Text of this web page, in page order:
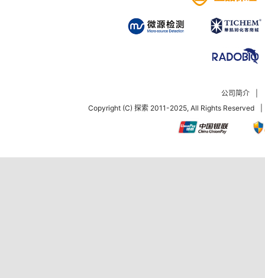
公司简介
Copyright (C) 探索 2011-2025, All Rights Reserved